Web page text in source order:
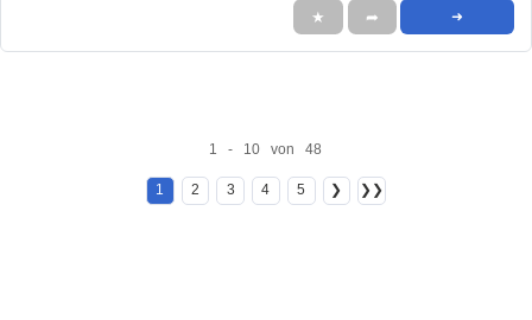
★ ➦ ➜
1 - 10 von 48
1 2 3 4 5 ❯ ❯❯